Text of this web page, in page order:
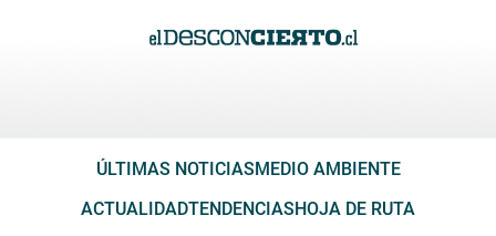
ÚLTIMAS NOTICIASMEDIO AMBIENTE
ACTUALIDADTENDENCIASHOJA DE RUTA